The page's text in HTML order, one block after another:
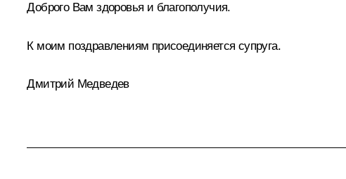
Доброго Вам здоровья и благополучия.
К моим поздравлениям присоединяется супруга.
Дмитрий Медведев